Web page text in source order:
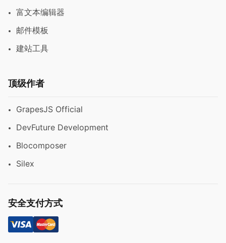
富文本编辑器
邮件模板
建站工具
顶级作者
GrapesJS Official
DevFuture Development
Blocomposer
Silex
安全支付方式